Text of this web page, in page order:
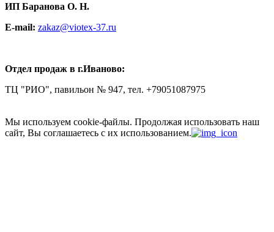
ИП Баранова О. Н.
E-mail: zakaz@viotex-37.ru
Отдел продаж в г.Иваново:
ТЦ "РИО", павильон № 947, тел. +79051087975
Мы используем cookie-файлы. Продолжая использовать наш
сайт, Вы соглашаетесь с их использованием.